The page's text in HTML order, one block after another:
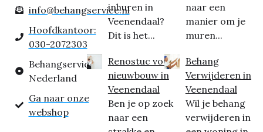
info@behangservice.nl
Hoofdkantoor:
030-2072303
Behangservice
Nederland
Ga naar onze
webshop
inhuren in
Veenendaal?
Dit is het...
Renostuc voor
nieuwbouw in
Veenendaal
Ben je op zoek
naar een
naar een
manier om je
muren...
Behang
Verwijderen in
Veenendaal
Wil je behang
verwijderen in